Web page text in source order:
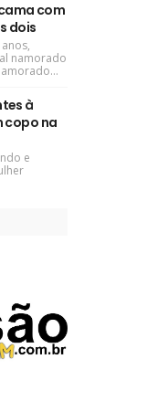
com
dois
namorado
à
copo na
e